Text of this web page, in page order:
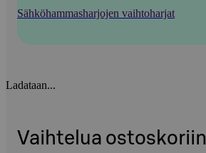
Sähköhammasharjojen vaihtoharjat
Ladataan...
Vaihtelua ostoskoriin